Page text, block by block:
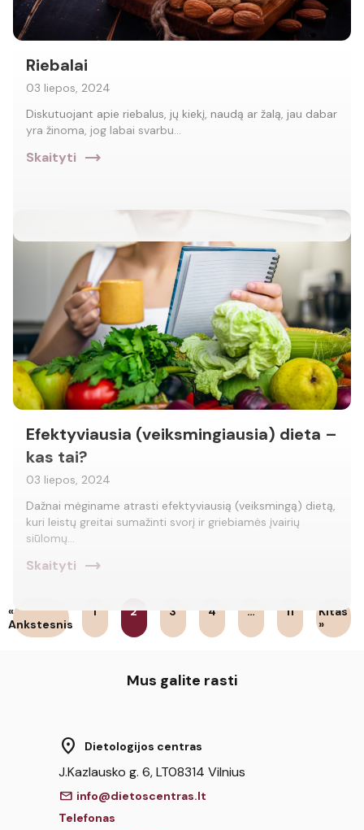
Riebalai
03 liepos, 2024
Diskutuojant apie riebalus, jų kiekį, naudą ar žalą, jau dabar
yra žinoma, jog labai svarbu…
Skaityti trending_flat
Efektyviausia (veiksmingiausia) dieta –
kas tai?
03 liepos, 2024
Dažnai mėginame atrasti efektyviausią (veiksmingą) dietą,
kuri leistų greitai sumažinti svorį ir griebiamės įvairių
siūlomų…
Skaityti trending_flat
«
Ankstesnis
1 2 3 4 … 11
Kitas
»
Mus galite rasti
location_on Dietologijos centras
J.Kazlausko g. 6, LT08314 Vilnius
mail info@dietoscentras.lt
Telefonas